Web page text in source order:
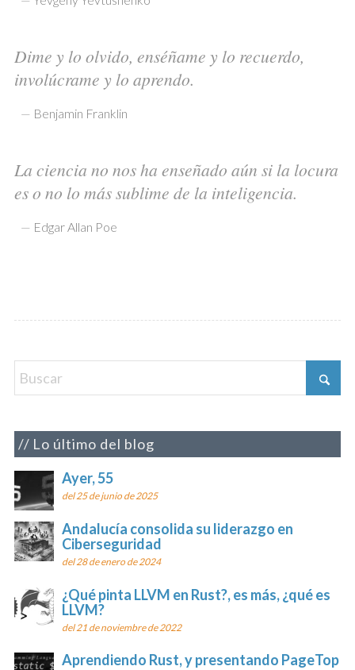
Dime y lo olvido, enséñame y lo recuerdo,
involúcrame y lo aprendo.
— Benjamin Franklin
La ciencia no nos ha enseñado aún si la locura
es o no lo más sublime de la inteligencia.
— Edgar Allan Poe
Lo último del blog
Ayer, 55
del 25 de junio de 2025
Andalucía consolida su liderazgo en
Ciberseguridad
del 28 de enero de 2024
¿Qué pinta LLVM en Rust?, es más, ¿qué es
LLVM?
del 21 de noviembre de 2022
Aprendiendo Rust, y presentando PageTop